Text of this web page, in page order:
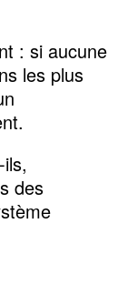
: si aucune
les plus
des